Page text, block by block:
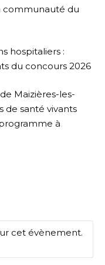
communauté du
hospitaliers :
du concours 2026
Maizières-les-
de santé vivants
à
cet évènement.